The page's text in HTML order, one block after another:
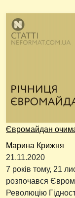
Євромайдан очима
Марина Крижня
21.11.2020
7 років тому, 21
розпочався
Революцію